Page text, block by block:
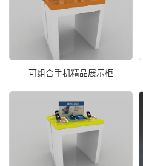
可组合手机精品展示柜